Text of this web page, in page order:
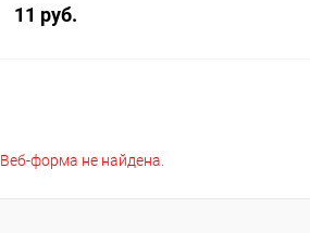
11 руб.
Купить в 1 клик
В избранное В наличии
Веб-форма не найдена.